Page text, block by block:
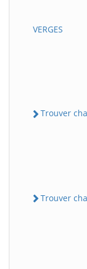
VERGES
Trouver
Trouver